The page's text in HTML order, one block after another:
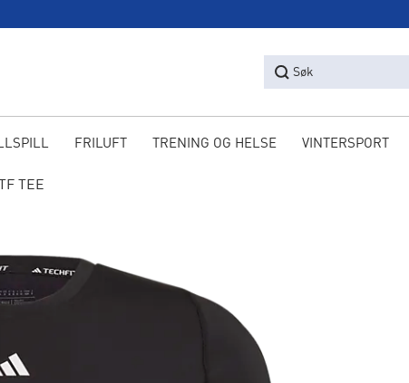
Søk
FRILUFT TRENING OG HELSE VINTERSPORT
TF TEE